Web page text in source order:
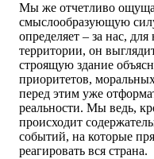
Мы же отчетливо
смыслообразующую
определяет – за нас,
территории, он
строящую здание
приоритетов,
перед этим уже
реальности. Мы ведь,
происходит
событий, на которые
реагировать вся страна.